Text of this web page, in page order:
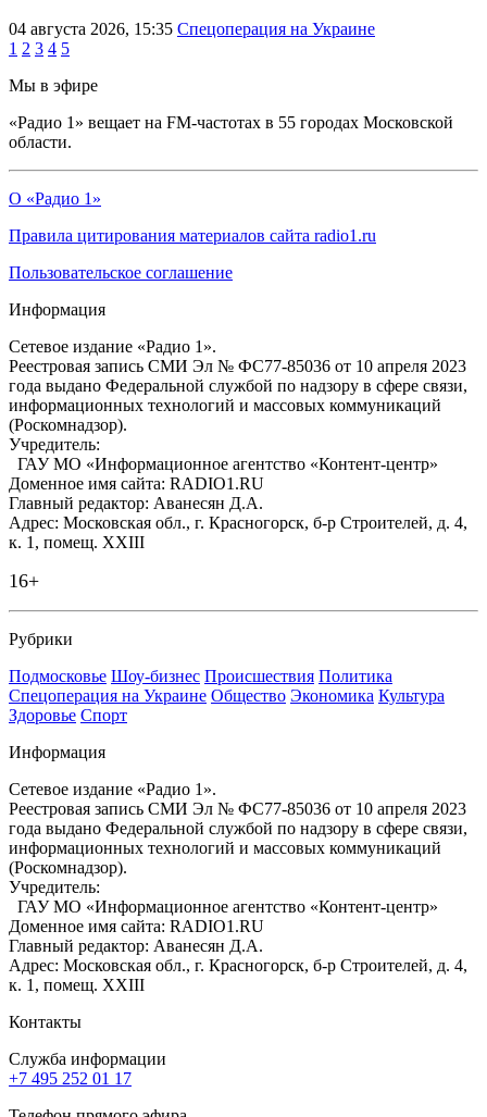
04 августа 2026, 15:35 Спецоперация на Украине
1 2 3 4 5
Мы в эфире
«Радио 1» вещает на FM-частотах в 55 городах Московской
области.
О «Радио 1»
Правила цитирования материалов сайта radio1.ru
Пользовательское соглашение
Информация
Сетевое издание «Радио 1».
Реестровая запись СМИ Эл № ФС77-85036 от 10 апреля 2023
года выдано Федеральной службой по надзору в сфере связи,
информационных технологий и массовых коммуникаций
(Роскомнадзор).
Учредитель:
ГАУ МО «Информационное агентство «Контент-центр»
Доменное имя сайта: RADIO1.RU
Главный редактор: Аванесян Д.А.
Адрес: Московская обл., г. Красногорск, б-р Строителей, д. 4,
к. 1, помещ. XXIII
16+
Рубрики
Подмосковье Шоу-бизнес Происшествия Политика
Спецоперация на Украине Общество Экономика Культура
Здоровье Спорт
Информация
Сетевое издание «Радио 1».
Реестровая запись СМИ Эл № ФС77-85036 от 10 апреля 2023
года выдано Федеральной службой по надзору в сфере связи,
информационных технологий и массовых коммуникаций
(Роскомнадзор).
Учредитель:
ГАУ МО «Информационное агентство «Контент-центр»
Доменное имя сайта: RADIO1.RU
Главный редактор: Аванесян Д.А.
Адрес: Московская обл., г. Красногорск, б-р Строителей, д. 4,
к. 1, помещ. XXIII
Контакты
Служба информации
+7 495 252 01 17